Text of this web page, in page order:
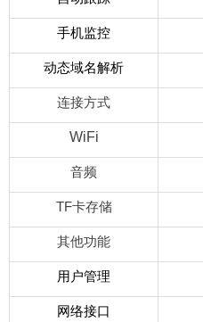
手机监控
动态域名解析
连接方式
WiFi
音频
TF卡存储
其他功能
用户管理
网络接口